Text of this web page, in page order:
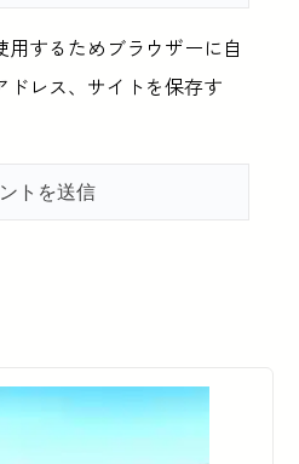
するためブラウザーに自
ドレス、サイトを保存す